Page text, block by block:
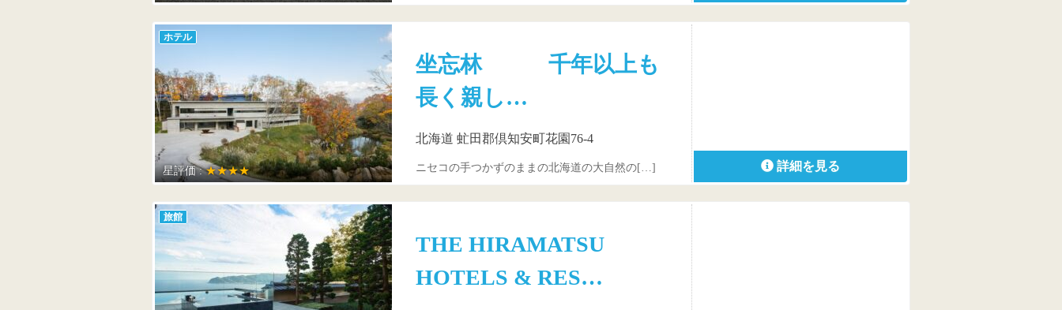
ホテル
星評価 :★★★★
坐忘林 千年以上も
長く親し…
北海道 虻田郡倶知安町花園76-4
ニセコの手つかずのままの北海道の大自然の[…] 詳細を見る
旅館
THE HIRAMATSU
HOTELS & RES…